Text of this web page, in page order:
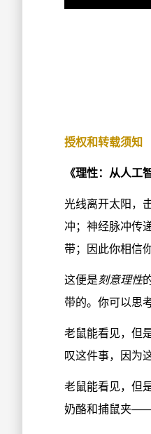
授权和转载须知
《理性：从人工
光线离开太阳，
冲；神经脉冲传
带；因此你相信
这便是刻意理性
带的。你可以思
老鼠能看见，但
叹这件事，因为
老鼠能看见，但
奶酪和捕鼠夹——